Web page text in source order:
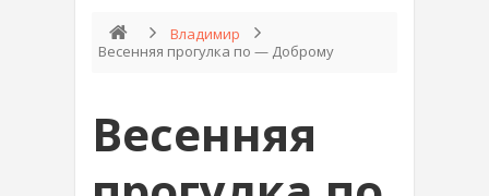
Владимир
Весенняя прогулка по — Доброму
Весенняя